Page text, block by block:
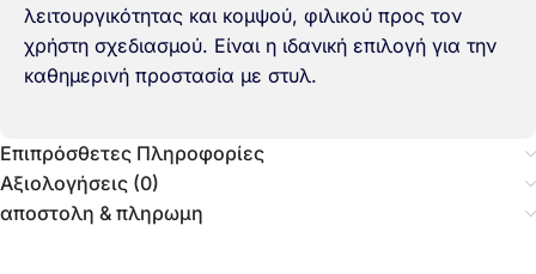
λειτουργικότητας και κομψού, φιλικού προς τον
χρήστη σχεδιασμού. Είναι η ιδανική επιλογή για την
καθημερινή προστασία με στυλ.
Επιπρόσθετες Πληροφορίες
Αξιολογήσεις (0)
αποστολη & πληρωμη